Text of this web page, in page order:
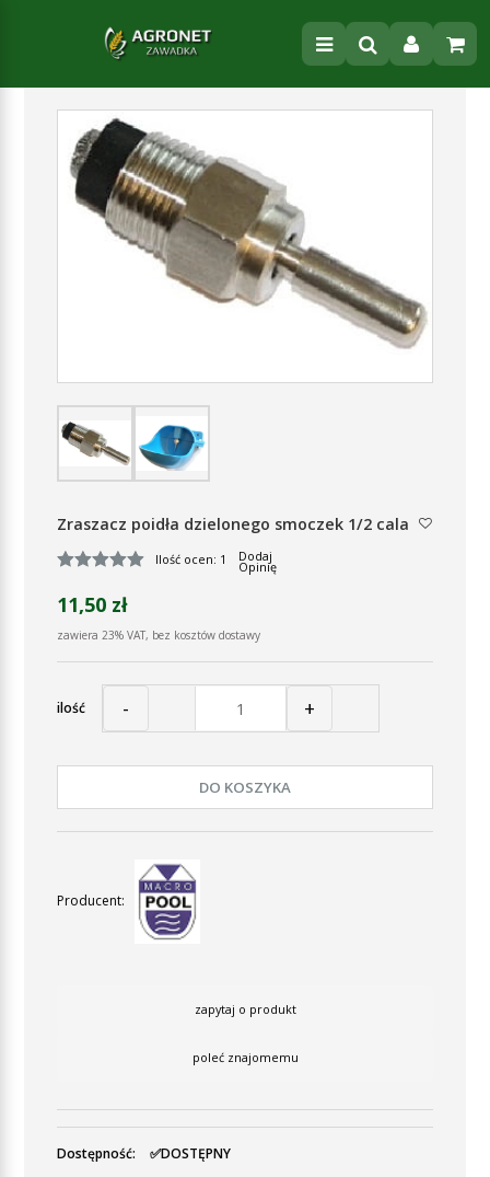
Zraszacz poidła dzielonego smoczek 1/2 cala
Ilość ocen: 1 Dodaj
Opinię
11,50 zł
zawiera 23% VAT, bez kosztów dostawy
ilość - +
DO KOSZYKA
Producent:
zapytaj o produkt
poleć znajomemu
Dostępność:
✅DOSTĘPNY